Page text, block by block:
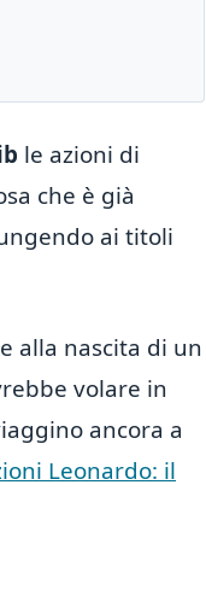
le azioni di
che è già
ai titoli
alla nascita di un
volare in
ancora a
Leonardo: il